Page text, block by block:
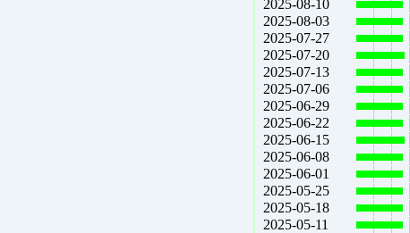
2025-08-10
2025-08-03
2025-07-27
2025-07-20
2025-07-13
2025-07-06
2025-06-29
2025-06-22
2025-06-15
2025-06-08
2025-06-01
2025-05-25
2025-05-18
2025-05-11